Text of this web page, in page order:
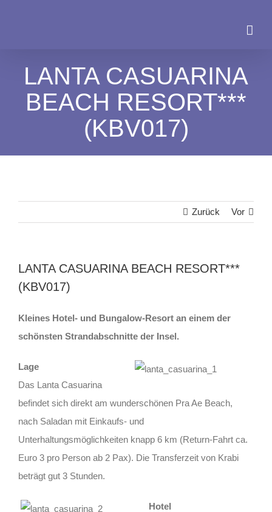
LANTA CASUARINA
BEACH RESORT***
(KBV017)
Zurück Vor
LANTA CASUARINA BEACH RESORT***
(KBV017)
Kleines Hotel- und Bungalow-Resort an einem der
schönsten Strandabschnitte der Insel.
Lage
Das Lanta Casuarina
befindet sich direkt am wunderschönen Pra Ae Beach,
nach Saladan mit Einkaufs- und
Unterhaltungsmöglichkeiten knapp 6 km (Return-Fahrt ca.
Euro 3 pro Person ab 2 Pax). Die Transferzeit von Krabi
beträgt gut 3 Stunden.
Hotel